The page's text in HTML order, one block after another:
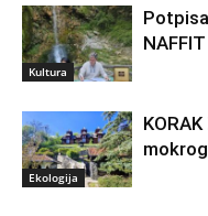
Kultura
Ekologija